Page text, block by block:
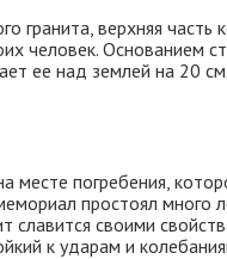
гранита, верхняя часть
человек. Основанием
ее над землей на 20
месте погребения,
простоял много
славится своими
к ударам и